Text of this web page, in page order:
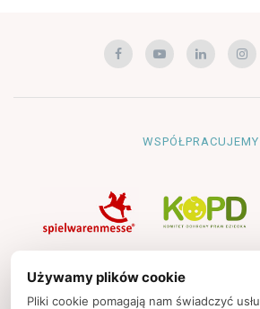
WSPÓŁPRACUJEMY
Strona główna
Używamy plików cookie
Pliki cookie pomagają nam świadczyć